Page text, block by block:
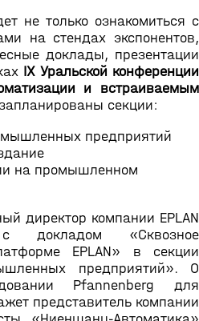
не только ознакомиться с
на стендах экспонентов,
доклады, презентации
IX Уральской конференции
и встраиваемым
секции:
предприятий
на промышленном
директор компании EPLAN
докладом «Сквозное
EPLAN» в секции
предприятий». О
Pfannenberg для
представитель компании